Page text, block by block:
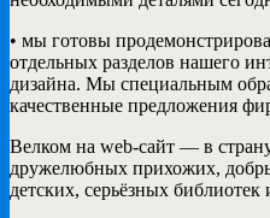
• мы готовы
отдельных разделов нашего
дизайна. Мы специальным
качественные предложения
Велком на web-сайт — в
дружелюбных прихожих,
детских, серьёзных библиотек